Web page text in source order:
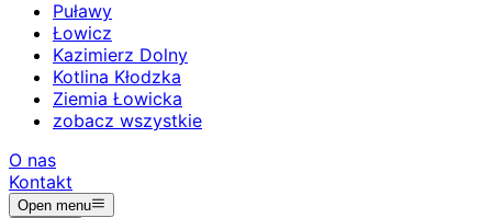
Puławy
Łowicz
Kazimierz Dolny
Kotlina Kłodzka
Ziemia Łowicka
zobacz wszystkie
O nas
Kontakt
Open menu